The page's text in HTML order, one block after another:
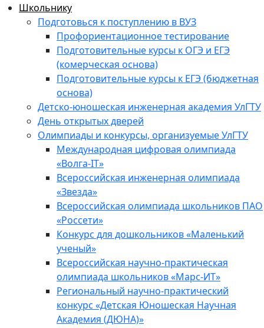
Школьнику
Подготовься к поступлению в ВУЗ
Профориентационное тестирование
Подготовительные курсы к ОГЭ и ЕГЭ
(комерческая основа)
Подготовительные курсы к ЕГЭ (бюджетная
основа)
Детско-юношеская инженерная академия УлГТУ
День открытых дверей
Олимпиады и конкурсы, организуемые УлГТУ
Международная цифровая олимпиада
«Волга-IT»
Всероссийская инженерная олимпиада
«Звезда»
Всероссийская олимпиада школьников ПАО
«Россети»
Конкурс для дошкольников «Маленький
ученый»
Всероссийская научно-практическая
олимпиада школьников «Марс-ИТ»
Региональный научно-практический
конкурс «Детская Юношеская Научная
Академия (ДЮНА)»